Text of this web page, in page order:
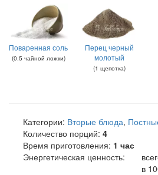
Поваренная соль
(0.5 чайной ложки)
Перец черный
молотый
(1 щепотка)
Категории: Вторые блюда,
Количество порций: 4
Время приготовления: 1 час
Энергетическая ценность:
в